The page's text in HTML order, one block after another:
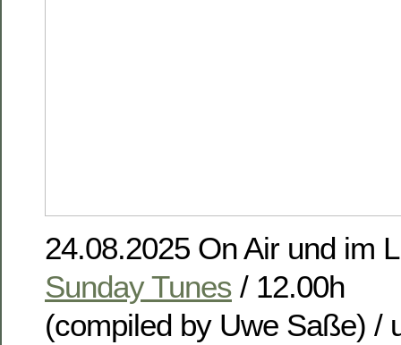
24.08.2025 On Air und im
Sunday Tunes / 12.00h
(compiled by Uwe Saße) /